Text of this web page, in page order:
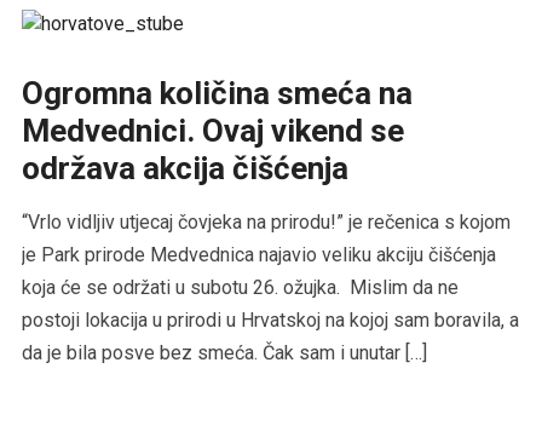
Ogromna količina smeća na
Medvednici. Ovaj vikend se
održava akcija čišćenja
“Vrlo vidljiv utjecaj čovjeka na prirodu!” je rečenica s kojom
je Park prirode Medvednica najavio veliku akciju čišćenja
koja će se održati u subotu 26. ožujka. Mislim da ne
postoji lokacija u prirodi u Hrvatskoj na kojoj sam boravila, a
da je bila posve bez smeća. Čak sam i unutar […]